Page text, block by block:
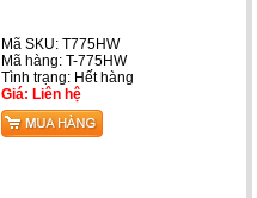
Mã SKU: T775HW
Mã hàng: T-775HW
Tình trạng: Hết hàng
Giá: Liên hệ